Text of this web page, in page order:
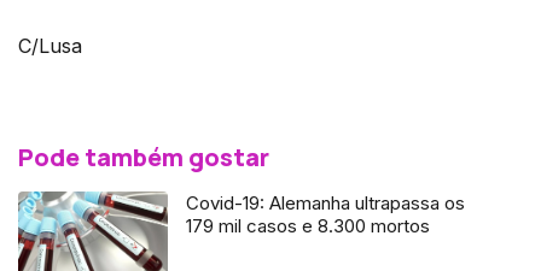
C/Lusa
Pode também gostar
Covid-19: Alemanha ultrapassa os
179 mil casos e 8.300 mortos